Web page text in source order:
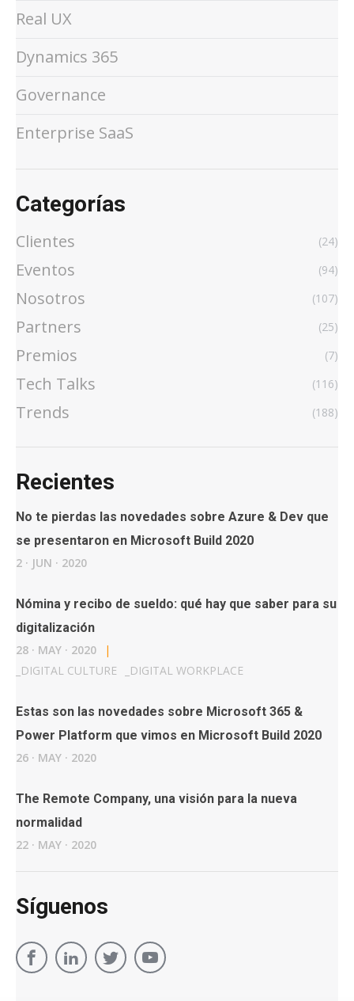
Real UX
Dynamics 365
Governance
Enterprise SaaS
Categorías
Clientes (24)
Eventos (94)
Nosotros (107)
Partners (25)
Premios (7)
Tech Talks (116)
Trends (188)
Recientes
No te pierdas las novedades sobre Azure & Dev que
se presentaron en Microsoft Build 2020
2 · JUN · 2020
Nómina y recibo de sueldo: qué hay que saber para su
digitalización
28 · MAY · 2020
|
DIGITAL CULTURE DIGITAL WORKPLACE
Estas son las novedades sobre Microsoft 365 &
Power Platform que vimos en Microsoft Build 2020
26 · MAY · 2020
The Remote Company, una visión para la nueva
normalidad
22 · MAY · 2020
Síguenos